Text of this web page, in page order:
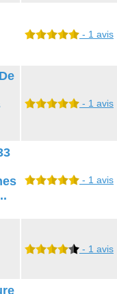
- 1 avis
- 1 avis
- 1 avis
- 1 avis